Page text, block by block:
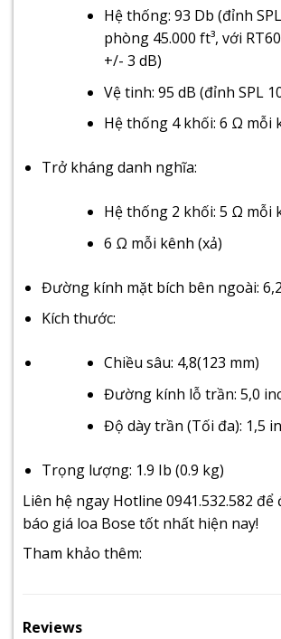
Hệ thống: 93 Db (đỉnh
phòng 45.000 ft³, với
+/- 3 dB)
Vệ tinh: 95 dB (đỉnh SPL
Hệ thống 4 khối: 6 Ω mỗi
Trở kháng danh nghĩa:
Hệ thống 2 khối: 5 Ω mỗi
6 Ω mỗi kênh (xả)
Đường kính mặt bích bên ngoài:
Kích thước:
Chiều sâu: 4,8(123 mm)
Đường kính lỗ trần: 5,0
Độ dày trần (Tối đa): 1,5
Trọng lượng: 1.9 Ib (0.9 kg)
Liên hệ ngay Hotline 0941.532.582
báo giá loa Bose tốt nhất hiện nay!
Tham khảo thêm:
Reviews